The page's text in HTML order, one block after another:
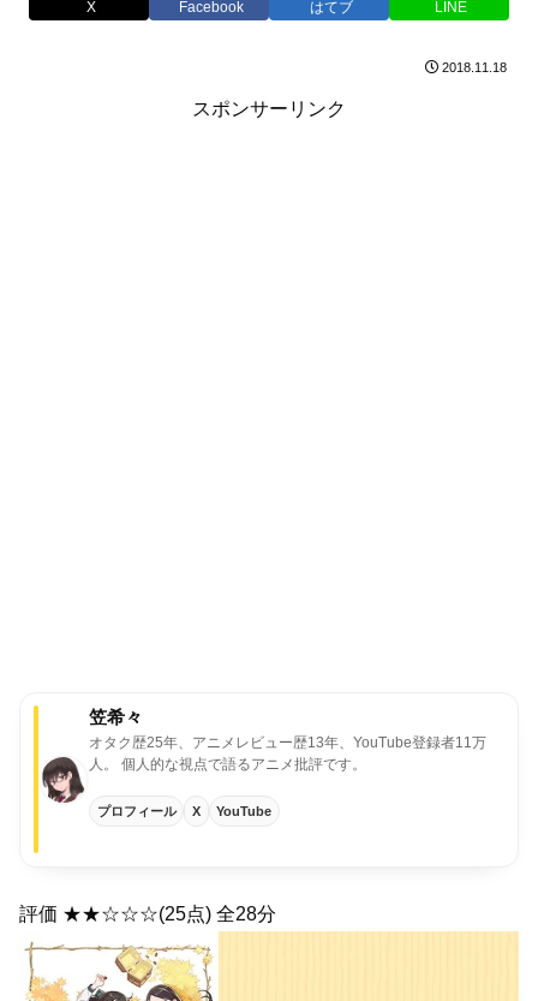
X Facebook はてブ LINE
2018.11.18
スポンサーリンク
笠希々
オタク歴25年、アニメレビュー歴13年、YouTube登録者11万
人。
個人的な視点で語るアニメ批評です。
プロフィール X YouTube
評価 ★★☆☆☆(25点) 全28分